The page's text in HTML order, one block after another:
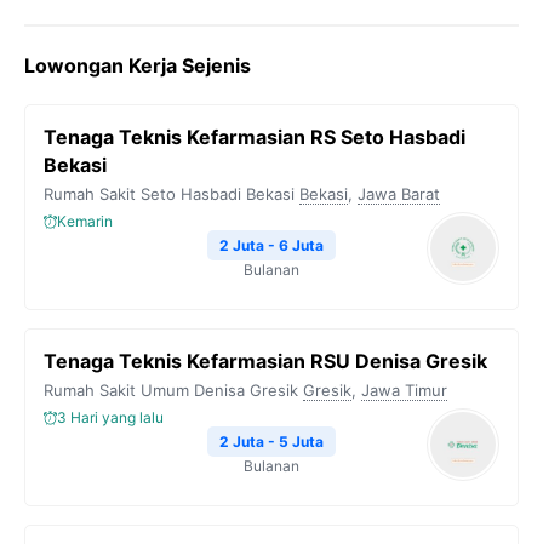
Lowongan Kerja Sejenis
Tenaga Teknis Kefarmasian RS Seto Hasbadi
Bekasi
Rumah Sakit Seto Hasbadi Bekasi Bekasi, Jawa Barat
Kemarin
2 Juta - 6 Juta
Bulanan
Tenaga Teknis Kefarmasian RSU Denisa Gresik
Rumah Sakit Umum Denisa Gresik Gresik, Jawa Timur
3 Hari yang lalu
2 Juta - 5 Juta
Bulanan